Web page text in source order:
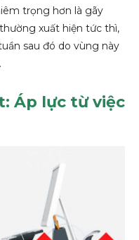
trọng hơn là gãy
xuất hiện tức thì,
sau đó do vùng này
Áp lực từ việc